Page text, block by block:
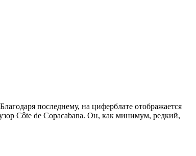
последнему, на циферблате отображается
Côte de Copacabana. Он, как минимум, редкий,